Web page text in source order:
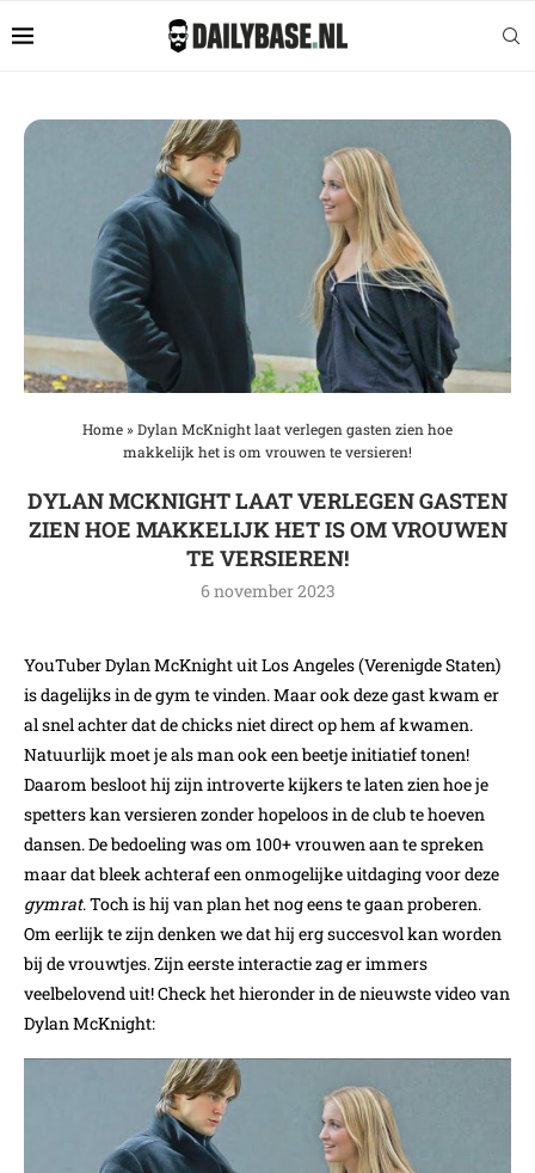
Home» Dylan McKnight laat verlegen gasten zien hoe
makkelijk het is om vrouwen te versieren!
DYLAN MCKNIGHT LAAT VERLEGEN GASTEN
ZIEN HOE MAKKELIJK HET IS OM VROUWEN
TE VERSIEREN!
6 november 2023
YouTuber Dylan McKnight uit Los Angeles (Verenigde Staten)
is dagelijks in de gym te vinden. Maar ook deze gast kwam er
al snel achter dat de chicks niet direct op hem af kwamen.
Natuurlijk moet je als man ook een beetje initiatief tonen!
Daarom besloot hij zijn introverte kijkers te laten zien hoe je
spetters kan versieren zonder hopeloos in de club te hoeven
dansen. De bedoeling was om 100+ vrouwen aan te spreken
maar dat bleek achteraf een onmogelijke uitdaging voor deze
gymrat. Toch is hij van plan het nog eens te gaan proberen.
Om eerlijk te zijn denken we dat hij erg succesvol kan worden
bij de vrouwtjes. Zijn eerste interactie zag er immers
veelbelovend uit! Check het hieronder in de nieuwste video van
Dylan McKnight: